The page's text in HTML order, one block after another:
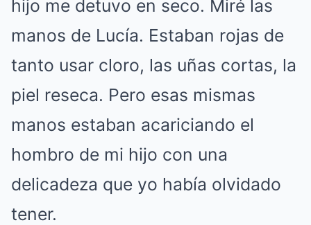
hijo me detuvo en seco. Miré las
manos de Lucía. Estaban rojas de
tanto usar cloro, las uñas cortas, la
piel reseca. Pero esas mismas
manos estaban acariciando el
hombro de mi hijo con una
delicadeza que yo había olvidado
tener.